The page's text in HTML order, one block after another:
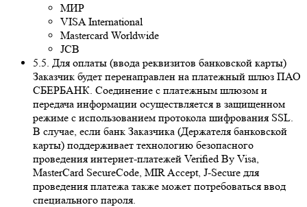
МИР
VISA International
Mastercard Worldwide
JCB
5.5. Для оплаты (ввода реквизитов банковской карты)
Заказчик будет перенаправлен на платежный шлюз ПАО
СБЕРБАНК. Соединение с платежным шлюзом и
передача информации осуществляется в защищенном
режиме с использованием протокола шифрования SSL.
В случае, если банк Заказчика (Держателя банковской
карты) поддерживает технологию безопасного
проведения интернет-платежей Veriﬁed By Visa,
MasterCard SecureCode, MIR Accept, J-Secure для
проведения платежа также может потребоваться ввод
специального пароля.